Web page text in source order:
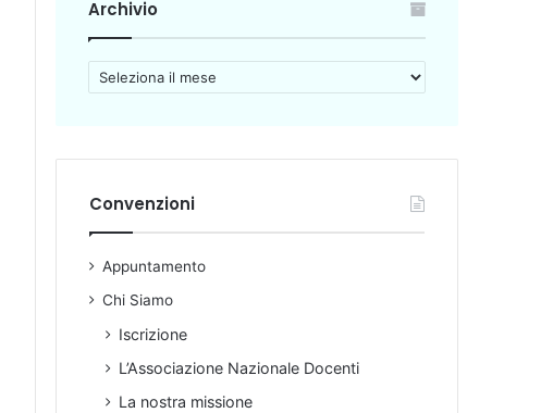
Archivio
r
i
i
o
Convenzioni
Appuntamento
Chi Siamo
Iscrizione
L’Associazione Nazionale Docenti
La nostra missione